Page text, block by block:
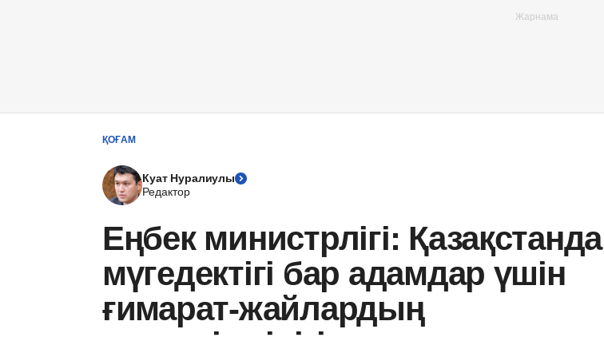
ҚОҒАМ
Куат Нуралиулы
Редактор
Еңбек министрлігі: Қазақстанда
мүгедектігі бар адамдар үшін
ғимарат-жайлардың